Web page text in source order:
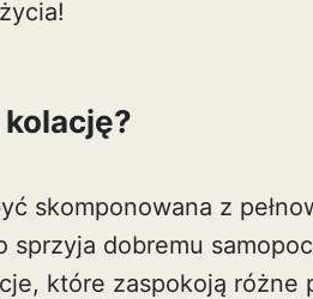
skomponowana z
sprzyja dobremu
które zaspokoją